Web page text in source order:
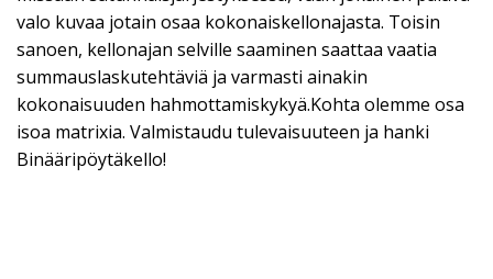
valo kuvaa jotain osaa kokonaiskellonajasta. Toisin
sanoen, kellonajan selville saaminen saattaa vaatia
summauslaskutehtäviä ja varmasti ainakin
kokonaisuuden hahmottamiskykyä.Kohta olemme osa
isoa matrixia. Valmistaudu tulevaisuuteen ja hanki
Binääripöytäkello!